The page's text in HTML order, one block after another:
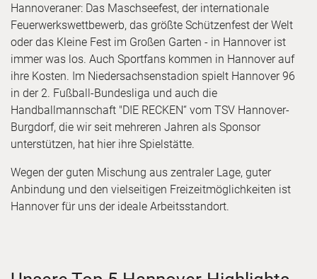
Hannoveraner: Das Maschseefest, der internationale
Feuerwerkswettbewerb, das größte Schützenfest der Welt
oder das Kleine Fest im Großen Garten - in Hannover ist
immer was los. Auch Sportfans kommen in Hannover auf
ihre Kosten. Im Niedersachsenstadion spielt Hannover 96
in der 2. Fußball-Bundesliga und auch die
Handballmannschaft "DIE RECKEN“ vom TSV Hannover-
Burgdorf, die wir seit mehreren Jahren als Sponsor
unterstützen, hat hier ihre Spielstätte.
Wegen der guten Mischung aus zentraler Lage, guter
Anbindung und den vielseitigen Freizeitmöglichkeiten ist
Hannover für uns der ideale Arbeitsstandort.